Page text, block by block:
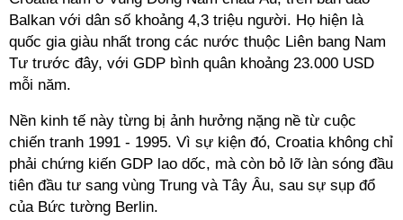
Balkan với dân số khoảng 4,3 triệu người. Họ hiện là
quốc gia giàu nhất trong các nước thuộc Liên bang Nam
Tư trước đây, với GDP bình quân khoảng 23.000 USD
mỗi năm.
Nền kinh tế này từng bị ảnh hưởng nặng nề từ cuộc
chiến tranh 1991 - 1995. Vì sự kiện đó, Croatia không chỉ
phải chứng kiến GDP lao dốc, mà còn bỏ lỡ làn sóng đầu
tiên đầu tư sang vùng Trung và Tây Âu, sau sự sụp đổ
của Bức tường Berlin.